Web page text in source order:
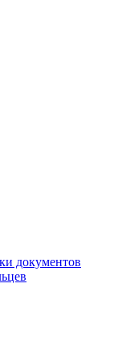
документов